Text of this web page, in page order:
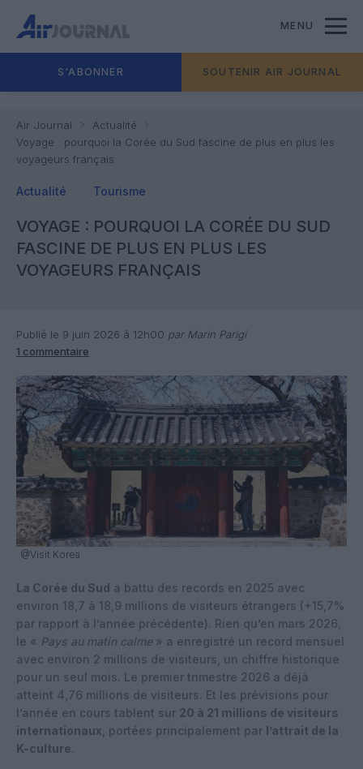
MENU
S'ABONNER SOUTENIR AIR JOURNAL
Air Journal
Actualité
Voyage : pourquoi la Corée du Sud fascine de plus en plus les
voyageurs français
Actualité Tourisme
VOYAGE : POURQUOI LA CORÉE DU SUD
FASCINE DE PLUS EN PLUS LES
VOYAGEURS FRANÇAIS
Publié le 9 juin 2026 à 12h00 par Marin Parigi
1 commentaire
@Visit Korea
La Corée du Sud a battu des records en 2025 avec
environ 18,7 à 18,9 millions de visiteurs étrangers (+15,7%
par rapport à l’année précédente). Rien qu’en mars 2026,
le « Pays au matin calme » a enregistré un record mensuel
avec environ 2 millions de visiteurs, un chiffre historique
pour un seul mois. Le premier trimestre 2026 a déjà
atteint 4,76 millions de visiteurs. Et les prévisions pour
l’année en cours tablent sur 20 à 21 millions de visiteurs
internationaux , portées principalement par l’attrait de la
K-culture.